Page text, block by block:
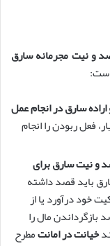
و نیت مجرمانه سارق
سارق در انجام عمل
فعل ربودن را انجام
و نیت سارق برای
باید قصد داشته
خود درآورد یا از
مال را
خیانت در امانتمطرح